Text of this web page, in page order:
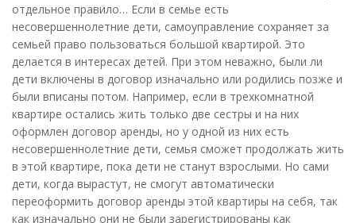
отдельное правило… Если в семье есть
несовершеннолетние дети, самоуправление сохраняет за
семьей право пользоваться большой квартирой. Это
делается в интересах детей. При этом неважно, были ли
дети включены в договор изначально или родились позже и
были вписаны потом. Например, если в трехкомнатной
квартире остались жить только две сестры и на них
оформлен договор аренды, но у одной из них есть
несовершеннолетние дети, семья сможет продолжать жить
в этой квартире, пока дети не станут взрослыми. Но сами
дети, когда вырастут, не смогут автоматически
переоформить договор аренды этой квартиры на себя, так
как изначально они не были зарегистрированы как